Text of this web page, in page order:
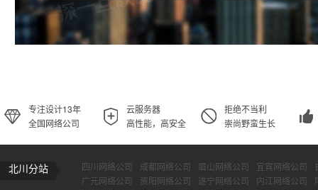
专注设计13年
全国网络公司
云服务器
高性能，高安全
拒绝不当利
崇尚野蛮生长
北川分站 四川网络公司 成都网络公司 眉山网络公司 宜宾网络公司
广元网络公司
资阳网络公司 遂宁网络公司 内江网络公司